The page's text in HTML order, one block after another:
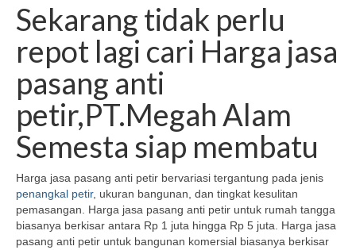
Sekarang tidak perlu
repot lagi cari Harga jasa
pasang anti
petir,PT.Megah Alam
Semesta siap membatu
Harga jasa pasang anti petir bervariasi tergantung pada jenis
penangkal petir, ukuran bangunan, dan tingkat kesulitan
pemasangan. Harga jasa pasang anti petir untuk rumah tangga
biasanya berkisar antara Rp 1 juta hingga Rp 5 juta. Harga jasa
pasang anti petir untuk bangunan komersial biasanya berkisar